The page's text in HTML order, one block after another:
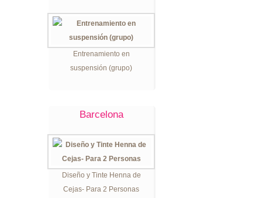
Entrenamiento en
suspensión (grupo)
Barcelona
Diseño y Tinte Henna de
Cejas- Para 2 Personas